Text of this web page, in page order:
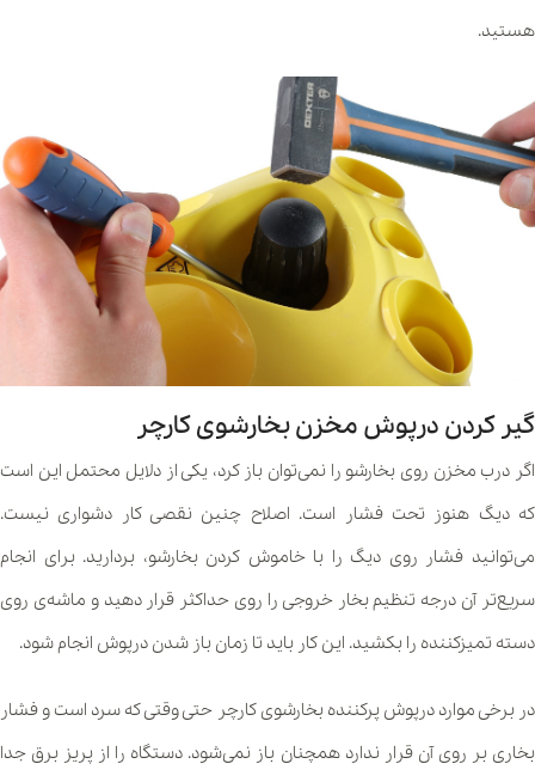
هستید.
گیر کردن درپوش مخزن بخارشوی کارچر
اگر درب مخزن روی بخارشو را نمی‌توان باز کرد، یکی از دلایل محتمل این است
که دیگ هنوز تحت فشار است. اصلاح چنین نقصی کار دشواری نیست.
می‌توانید فشار روی دیگ را با خاموش کردن بخارشو، بردارید. برای انجام
سریع‌تر آن درجه تنظیم بخار خروجی را روی حداکثر قرار دهید و ماشه‌ی روی
دسته تمیزکننده را بکشید. این کار باید تا زمان باز شدن درپوش انجام شود.
در برخی موارد درپوش پرکننده بخارشوی کارچر حتی وقتی که سرد است و فشار
بخاری بر روی آن قرار ندارد همچنان باز نمی‌شود. دستگاه را از پریز برق جدا